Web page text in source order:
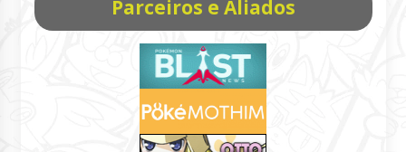
Parceiros e Aliados